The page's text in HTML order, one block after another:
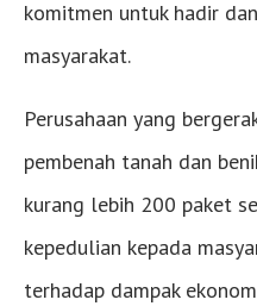
komitmen untuk hadir
masyarakat.
Perusahaan yang
pembenah tanah dan
kurang lebih 200 paket
kepedulian kepada
terhadap dampak